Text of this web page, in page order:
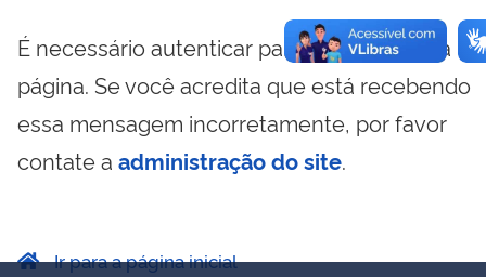
É necessário autenticar para visualizar essa
página. Se você acredita que está recebendo
essa mensagem incorretamente, por favor
contate a administração do site.
Ir para a página inicial